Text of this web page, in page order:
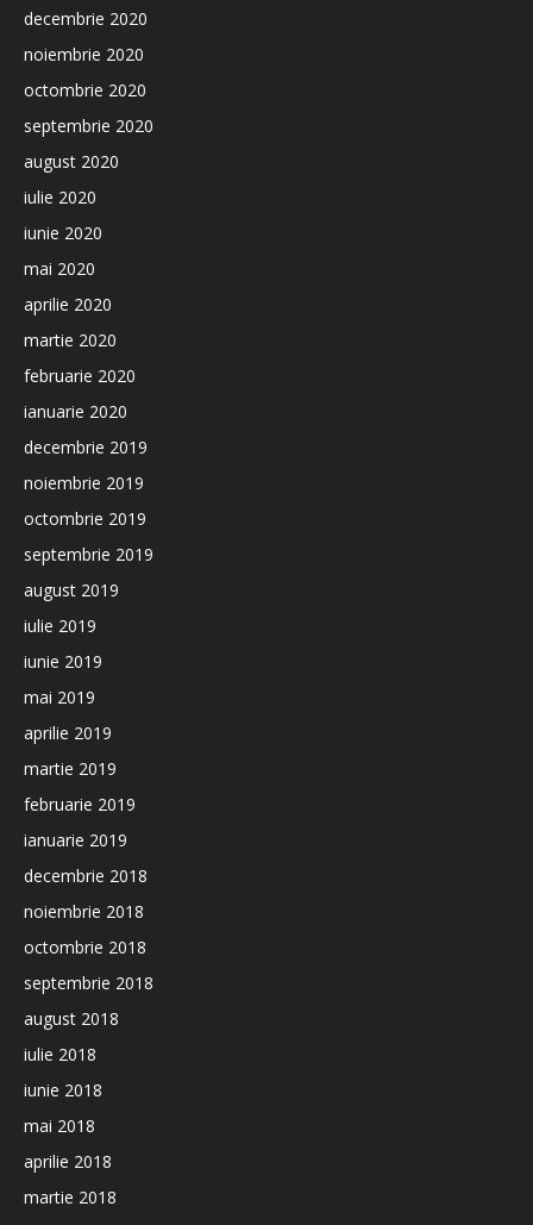
decembrie 2020
noiembrie 2020
octombrie 2020
septembrie 2020
august 2020
iulie 2020
iunie 2020
mai 2020
aprilie 2020
martie 2020
februarie 2020
ianuarie 2020
decembrie 2019
noiembrie 2019
octombrie 2019
septembrie 2019
august 2019
iulie 2019
iunie 2019
mai 2019
aprilie 2019
martie 2019
februarie 2019
ianuarie 2019
decembrie 2018
noiembrie 2018
octombrie 2018
septembrie 2018
august 2018
iulie 2018
iunie 2018
mai 2018
aprilie 2018
martie 2018